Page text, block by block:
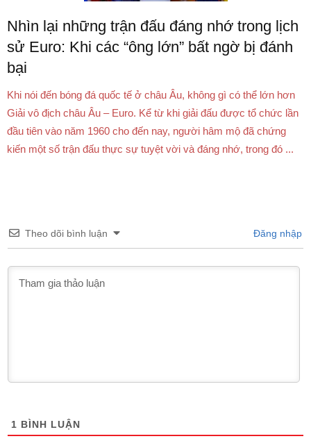
Nhìn lại những trận đấu đáng nhớ trong lịch
sử Euro: Khi các “ông lớn” bất ngờ bị đánh
bại
Khi nói đến bóng đá quốc tế ở châu Âu, không gì có thể lớn hơn
Giải vô địch châu Âu – Euro. Kể từ khi giải đấu được tổ chức lần
đầu tiên vào năm 1960 cho đến nay, người hâm mộ đã chứng
kiến một số trận đấu thực sự tuyệt vời và đáng nhớ, trong đó ...
Theo dõi bình luận Đăng nhập
1 BÌNH LUẬN